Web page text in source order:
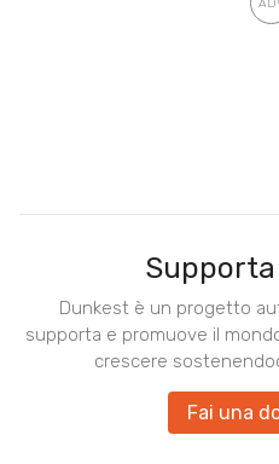
Dunkest è un progetto
supporta e promuove il
crescere
Fai una